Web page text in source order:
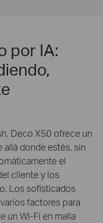
por IA:
Deco X50 ofrece un
donde estés, sin
el
cliente y los
Los sofisticados
factores para
un Wi-Fi en malla